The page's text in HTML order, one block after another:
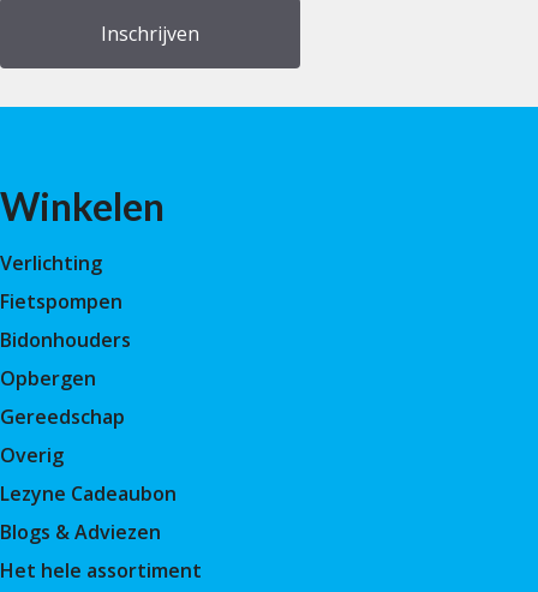
Winkelen
Verlichting
Fietspompen
Bidonhouders
Opbergen
Gereedschap
Overig
Lezyne Cadeaubon
Blogs & Adviezen
Het hele assortiment